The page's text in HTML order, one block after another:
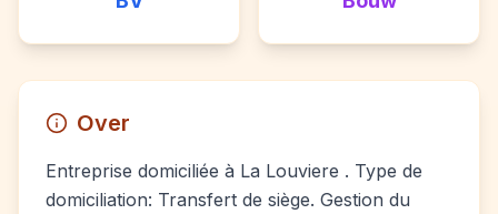
Over
Entreprise domiciliée à La Louviere . Type de
domiciliation: Transfert de siège. Gestion du